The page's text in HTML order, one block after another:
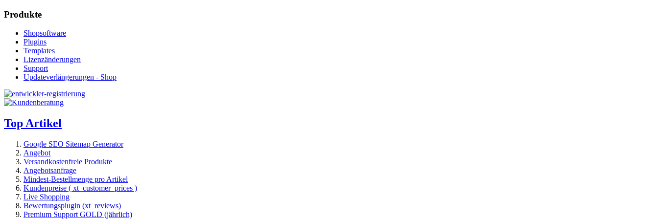
Produkte
Shopsoftware
Plugins
Templates
Lizenzänderungen
Support
Updateverlängerungen - Shop
Top Artikel
Google SEO Sitemap Generator
Angebot
Versandkostenfreie Produkte
Angebotsanfrage
Mindest-Bestellmenge pro Artikel
Kundenpreise ( xt_customer_prices )
Live Shopping
Bewertungsplugin (xt_reviews)
Premium Support GOLD (jährlich)